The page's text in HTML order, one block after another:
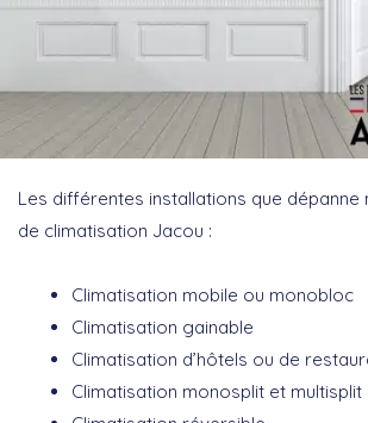
Les différentes installations que dépanne
de climatisation Jacou :
Climatisation mobile ou monobloc
Climatisation gainable
Climatisation d’hôtels ou de
Climatisation monosplit et multisplit